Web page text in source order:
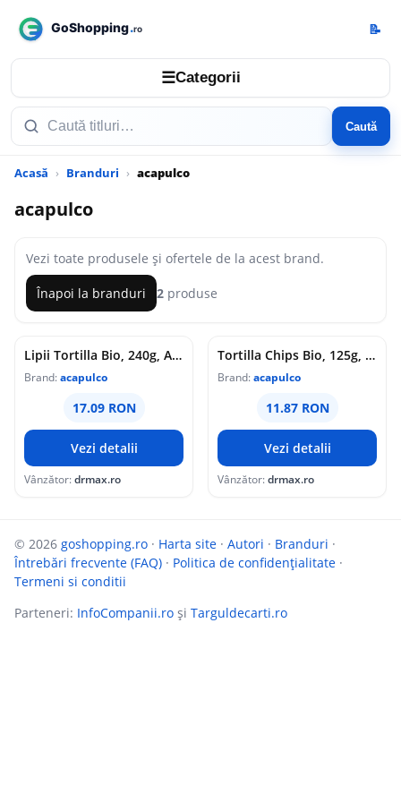
☰Categorii
Caută
📝
Acasă Branduri acapulco
acapulco
Vezi toate produsele și ofertele de la acest brand.
Înapoi la branduri 2 produse
Lipii Tortilla Bio, 240g, Acapulco
Brand:acapulco
17.09 RON
Vezi detalii
Vânzător:drmax.ro
Tortilla Chips Bio, 125g, Acapulco
Brand:acapulco
11.87 RON
Vezi detalii
Vânzător:drmax.ro
© 2026 goshopping.ro · Harta site · Autori · Branduri ·
Întrebări frecvente (FAQ) · Politica de confidențialitate ·
Termeni si conditii
Parteneri: InfoCompanii.ro și Targuldecarti.ro